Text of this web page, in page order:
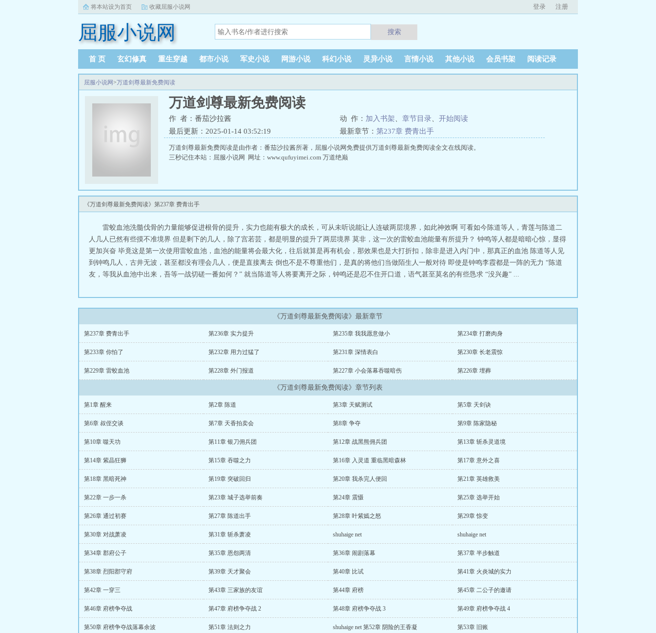
将本站设为首页 收藏屈服小说网 登录 注册
屈服小说网 搜索
首 页 玄幻修真 重生穿越 都市小说 军史小说 网游小说 科幻小说 灵异小说 言情小说 其他小说 会员书架 阅读记录
屈服小说网>万道剑尊最新免费阅读
万道剑尊最新免费阅读
作 者：番茄沙拉酱 动 作： 加入书架 章节目录
开始阅读
最后更新：2025-01-14 03:52:19
最新章节： 第237章 费青出手
万道剑尊最新免费阅读是由作者：番茄沙拉酱所著，屈服小说网免费提供万道剑尊最新免费阅读全文在线阅读。
三秒记住本站：屈服小说网 网址：www.qufuyimei.com 万道绝巅
《万道剑尊最新免费阅读》第237章 费青出手
雷蛟血池洗髓伐骨的力量能够促进根骨的提升，实力也能有极大的成长，可从未听说能让人连破两层境界，如此神效啊 可看如今陈道等人，青莲与陈道二
人几人已然有些摸不准境界 但是剩下的几人，除了宫若芸，都是明显的提升了两层境界 莫非，这一次的雷蛟血池能量有所提升？ 钟鸣等人都是暗暗心惊，显得
更加兴奋 毕竟这是第一次使用雷蛟血池，血池的能量将会最大化，往后就算是再有机会，那效果也是大打折扣，除非是进入内门中，那真正的血池 陈道等人见
到钟鸣几人，古井无波，甚至都没有理会几人，便是直接离去 倒也不是不尊重他们，是真的将他们当做陌生人一般对待 即使是钟鸣李霞都是一阵的无力 “陈道
友，等我从血池中出来，吾等一战切磋一番如何？” 就当陈道等人将要离开之际，钟鸣还是忍不住开口道，语气甚至莫名的有些恳求 “没兴趣” ...
《万道剑尊最新免费阅读》最新章节
第237章 费青出手 第236章 实力提升 第235章 我我愿意做小 第234章 打磨肉身
第233章 你怕了 第232章 用力过猛了 第231章 深情表白 第230章 长老震惊
第229章 雷蛟血池 第228章 外门报道 第227章 小会落幕吞噬暗伤 第226章 埋葬
《万道剑尊最新免费阅读》章节列表
第1章 醒来 第2章 陈道 第3章 天赋测试 第5章 天剑诀
第6章 叔侄交谈 第7章 天香拍卖会 第8章 争夺 第9章 陈家隐秘
第10章 噬天功 第11章 银刀佣兵团 第12章 战黑熊佣兵团 第13章 斩杀灵道境
第14章 紫晶狂狮 第15章 吞噬之力 第16章 入灵道 重临黑暗森林 第17章 意外之喜
第18章 黑暗死神 第19章 突破回归 第20章 我杀完人便回 第21章 英雄救美
第22章 一步一杀 第23章 城子选举前奏 第24章 震慑 第25章 选举开始
第26章 通过初赛 第27章 陈道出手 第28章 叶紫嫣之怒 第29章 惊变
第30章 对战萧凌 第31章 斩杀萧凌 shuhaige net shuhaige net
第34章 郡府公子 第35章 恩怨两清 第36章 闹剧落幕 第37章 半步触道
第38章 烈阳郡守府 第39章 天才聚会 第40章 比试 第41章 火炎城的实力
第42章 一穿三 第43章 三家族的友谊 第44章 府榜 第45章 二公子的邀请
第46章 府榜争夺战 第47章 府榜争夺战 2 第48章 府榜争夺战 3 第49章 府榜争夺战 4
第50章 府榜争夺战落幕余波 第51章 法则之力 shuhaige net 第52章 阴险的王香凝 第53章 旧账